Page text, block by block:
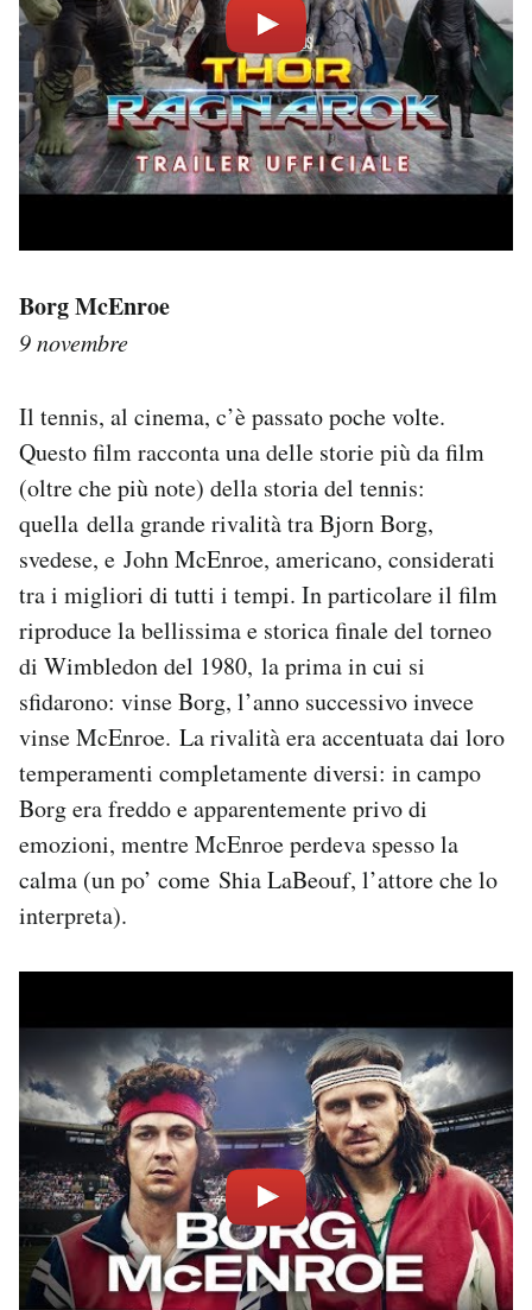
Borg McEnroe
9 novembre
Il tennis, al cinema, c’è passato poche volte.
Questo film racconta una delle storie più da film
(oltre che più note) della storia del tennis:
quella della grande rivalità tra Bjorn Borg,
svedese, e John McEnroe, americano, considerati
tra i migliori di tutti i tempi. In particolare il film
riproduce la bellissima e storica finale del torneo
di Wimbledon del 1980, la prima in cui si
sfidarono: vinse Borg, l’anno successivo invece
vinse McEnroe. La rivalità era accentuata dai loro
temperamenti completamente diversi: in campo
Borg era freddo e apparentemente privo di
emozioni, mentre McEnroe perdeva spesso la
calma (un po’ come Shia LaBeouf, l’attore che lo
interpreta).